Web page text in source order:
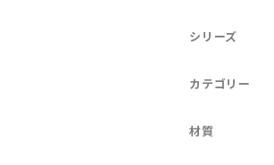
シリーズ
カテゴリー
材質